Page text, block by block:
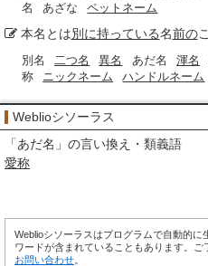
名
あざな ペットネーム
本名とは別に持っている名前の
別名 二つ名 異名 あだ名 渾名
称
ニックネーム ハンドルネーム
Weblioシソーラス
「あだ名 」の言い換え・類義語
愛称
Weblioシソーラスはプログラムで自動的
ワードが含まれていることもあります。ご
お問い合わせ